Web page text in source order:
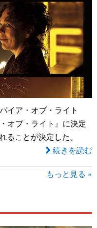
イア・オブ・ライト
オブ・ライト』に決定
ることが決定した。
続きを読む
もっと見る »